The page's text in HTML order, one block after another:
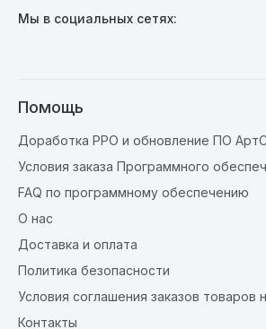
Мы в социальных сетях:
Помощь
Доработка РРО и обновление ПО
Условия заказа Программного
FAQ по программному обеспечению
О нас
Доставка и оплата
Политика безопасности
Условия соглашения заказов товаров
Контакты